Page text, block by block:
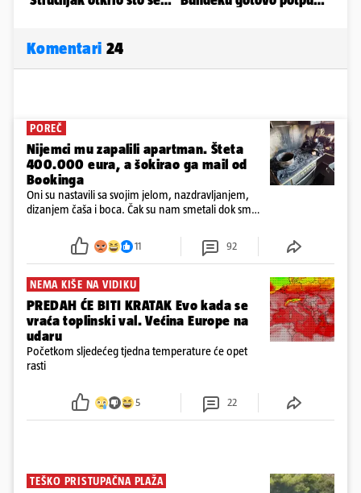
Komentari 24
POREČ
Nijemci mu zapalili apartman. Šteta
400.000 eura, a šokirao ga mail od
Bookinga
Oni su nastavili sa svojim jelom, nazdravljanjem,
dizanjem čaša i boca. Čak su nam smetali dok smo
požar, rekao je vlasnik
11 92
NEMA KIŠE NA VIDIKU
PREDAH ĆE BITI KRATAK Evo kada se
vraća toplinski val. Većina Europe na
udaru
Početkom sljedećeg tjedna temperature će opet
rasti
5 22
TEŠKO PRISTUPAČNA PLAŽA